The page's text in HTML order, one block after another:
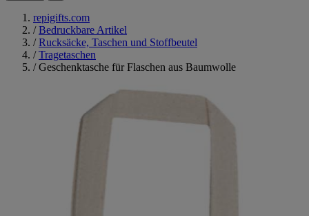
repigifts.com
/ Bedruckbare Artikel
/ Rucksäcke, Taschen und Stoffbeutel
/ Tragetaschen
/ Geschenktasche für Flaschen aus Baumwolle